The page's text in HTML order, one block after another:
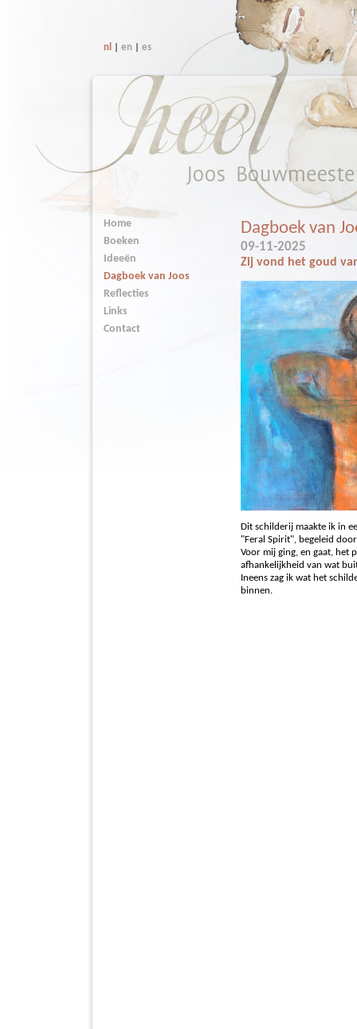
nl en| es
Dagboek van
09-11-2025
Zij vond het goud
Dit schilderij maakte ik in
"Feral Spirit", begeleid
Voor mij ging, en gaat, het
afhankelijkheid van wat
Ineens zag ik wat het
binnen.
Home
Boeken
Ideeën
Dagboek van Joos
Reflecties
Links
Contact